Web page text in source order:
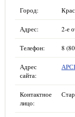
Город:
Адрес: 2-е
Телефон: 8
Адрес
сайта:
Контактное
лицо: